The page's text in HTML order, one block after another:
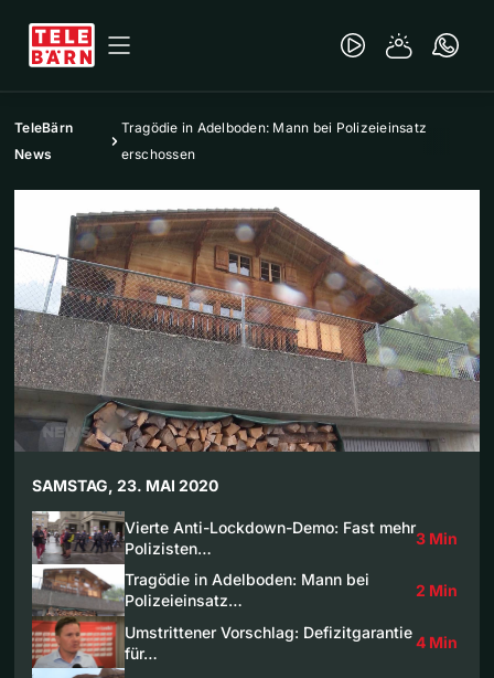
TeleBärn
News
Tragödie in Adelboden: Mann bei Polizeieinsatz
erschossen
SAMSTAG, 23. MAI 2020
Vierte Anti-Lockdown-Demo: Fast mehr
Polizisten…
3 Min
Tragödie in Adelboden: Mann bei
Polizeieinsatz…
2 Min
Umstrittener Vorschlag: Defizitgarantie
für…
4 Min